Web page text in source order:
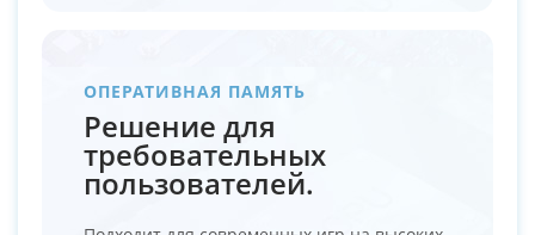
ОПЕРАТИВНАЯ ПАМЯТЬ
Решение для
требовательных
пользователей.